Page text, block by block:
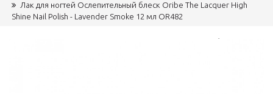
Лак для ногтей Ослепительный блеск Oribe The Lacquer High
Shine Nail Polish - Lavender Smoke 12 мл OR482